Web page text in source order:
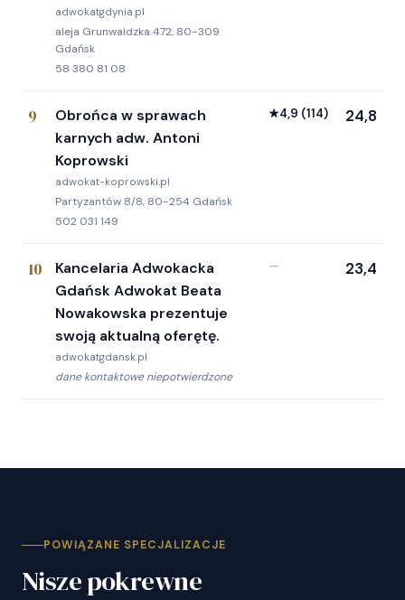
adwokatgdynia.pl
aleja Grunwaldzka 472, 80-309
Gdańsk
58 380 81 08
9
Obrońca w sprawach
karnych adw. Antoni
Koprowski
adwokat-koprowski.pl
Partyzantów 8/8, 80-254 Gdańsk
502 031 149
★4,9 (114) 24,8
10
Kancelaria Adwokacka
Gdańsk Adwokat Beata
Nowakowska prezentuje
swoją aktualną oferętę.
adwokatgdansk.pl
dane kontaktowe niepotwierdzone
— 23,4
POWIĄZANE SPECJALIZACJE
Nisze pokrewne